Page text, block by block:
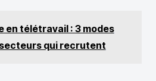
en télétravail : 3 modes
qui recrutent